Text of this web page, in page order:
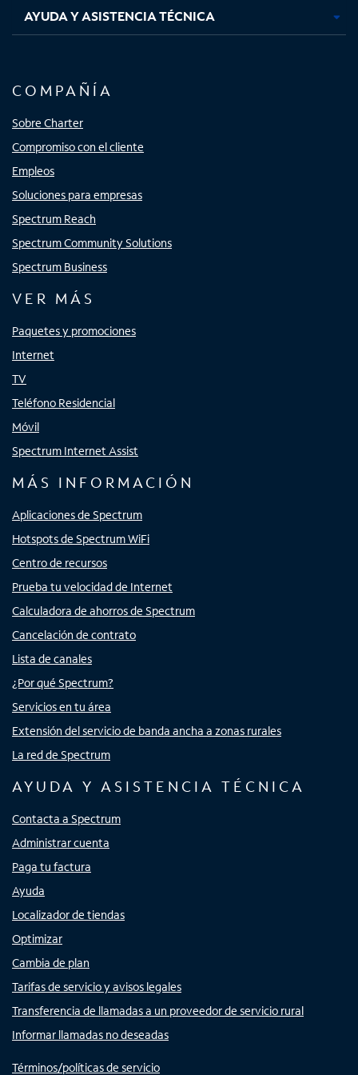
AYUDA Y ASISTENCIA TÉCNICA
COMPAÑÍA
Sobre Charter
Compromiso con el cliente
Empleos
Soluciones para empresas
Spectrum Reach
Spectrum Community Solutions
Spectrum Business
VER MÁS
Paquetes y promociones
Internet
TV
Teléfono Residencial
Móvil
Spectrum Internet Assist
MÁS INFORMACIÓN
Aplicaciones de Spectrum
Hotspots de Spectrum WiFi
Centro de recursos
Prueba tu velocidad de Internet
Calculadora de ahorros de Spectrum
Cancelación de contrato
Lista de canales
¿Por qué Spectrum?
Servicios en tu área
Extensión del servicio de banda ancha a zonas rurales
La red de Spectrum
AYUDA Y ASISTENCIA TÉCNICA
Contacta a Spectrum
Administrar cuenta
Paga tu factura
Ayuda
Localizador de tiendas
Optimizar
Cambia de plan
Tarifas de servicio y avisos legales
Transferencia de llamadas a un proveedor de servicio rural
Informar llamadas no deseadas
Términos/políticas de servicio